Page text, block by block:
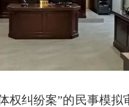
纠纷案”的民事模拟